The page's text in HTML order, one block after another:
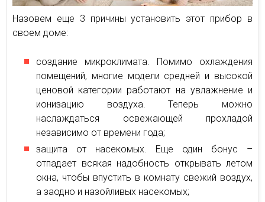
Назовем еще 3 причины установить этот прибор в
своем доме:
создание микроклимата. Помимо охлаждения
помещений, многие модели средней и высокой
ценовой категории работают на увлажнение и
ионизацию воздуха. Теперь можно
наслаждаться освежающей прохладой
независимо от времени года;
защита от насекомых. Еще один бонус –
отпадает всякая надобность открывать летом
окна, чтобы впустить в комнату свежий воздух,
а заодно и назойливых насекомых;